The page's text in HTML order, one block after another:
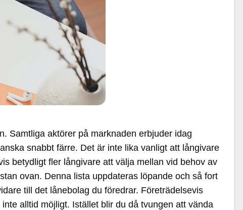
Samtliga aktörer på marknaden erbjuder idag
snabbt färre. Det är inte lika vanligt att långivare
betydligt fler långivare att välja mellan vid behov av
ovan. Denna lista uppdateras löpande och så fort
till det lånebolag du föredrar. Företrädelsevis
alltid möjligt. Istället blir du då tvungen att vända